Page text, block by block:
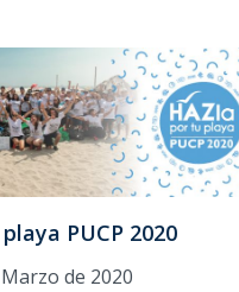
PUCP 2020
de 2020